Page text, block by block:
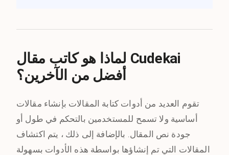
لماذا هو كاتب مقال Cudekai
أفضل من الآخرين؟
تقوم العديد من أدوات كتابة المقالات بإنشاء مقالات
أساسية ولا تسمح للمستخدمين بالتحكم في طول أو
جودة نص المقال. بالإضافة إلى ذلك ، يتم اكتشاف
المقالات التي تم إنشاؤها بواسطة هذه الأدوات بسهولة